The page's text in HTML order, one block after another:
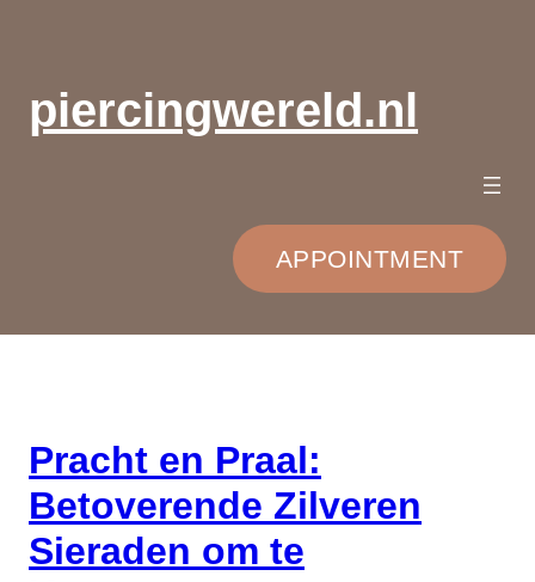
inhoudpiercingwereld.nl
APPOINTMENT
Pracht en Praal:
Betoverende Zilveren
Sieraden om te